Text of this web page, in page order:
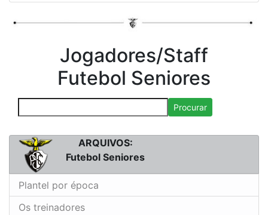
Jogadores/Staff
Futebol Seniores
Procurar
ARQUIVOS:
Futebol Seniores
Plantel por época
Os treinadores